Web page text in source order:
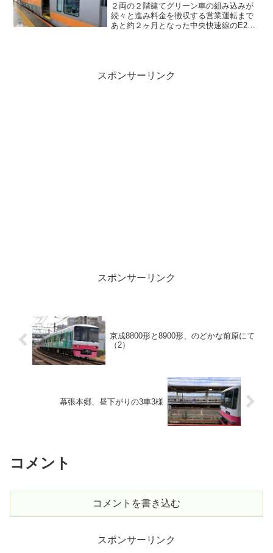
２両の２階建てグリーン車の組み込みが
続々と進み料金を徴収する営業運転まで
あと約２ヶ月となった中央快速線のE233
スポンサーリンク
スポンサーリンク
京成8800形と8900形、のどかな前原にて
（2）
幕張本郷、昼下がりの3車3様
コメント
コメントを書き込む
スポンサーリンク